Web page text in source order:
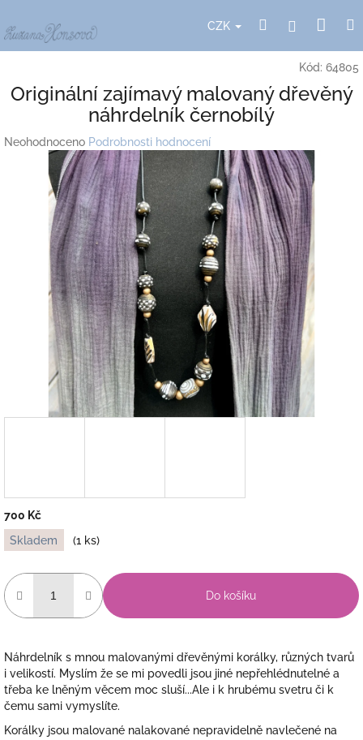
na
obsah
CZK HledatPřihlášení
Kód: 64805
Originální zajímavý malovaný dřevěný
náhrdelník černobílý
Průměrné
hodnocení
produktu
hvězdiček.
Neohodnoceno Podrobnosti hodnocení
700 Kč
Měrná
cena:
Skladem (1 ks)
Do košíku
Náhrdelník s mnou malovanými dřevěnými korálky, různých tvarů
i velikostí. Myslím že se mi povedli jsou jiné nepřehlédnutelné a
třeba ke lněným věcem moc sluší...Ale i k hrubému svetru či k
čemu sami vymyslíte.
Korálky jsou malované nalakované nepravidelně navlečené na